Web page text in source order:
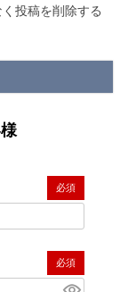
投稿を削除する
(必須)
(必須)